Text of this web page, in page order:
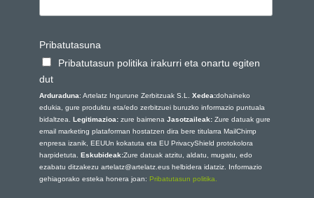
Pribatutasuna
Pribatutasun politika irakurri eta onartu egiten
dut
Arduraduna: Artelatz Ingurune Zerbitzuak S.L. Xedea:dohaineko
edukia, gure produktu eta/edo zerbitzuei buruzko informazio puntuala
bidaltzea. Legitimazioa:zure baimena Jasotzaileak: Zure datuak gure
email marketing plataforman hostatzen dira bere titularra MailChimp
enpresa izanik, EEUUn kokatuta eta EU PrivacyShield protokolora
harpidetuta. Eskubideak:Zure datuak atzitu, aldatu, mugatu, edo
ezabatu ditzakezu artelatz@artelatz.eus helbidera idatziz. Informazio
gehiagorako esteka honera joan: Pribatutasun politika.